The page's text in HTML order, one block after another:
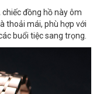
chiếc đồng hồ này ôm
thoải mái, phù hợp với
buổi tiệc sang trọng.